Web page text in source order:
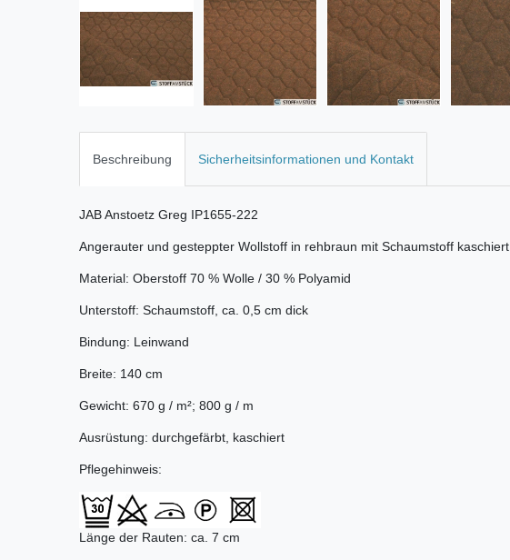
Beschreibung Sicherheitsinformationen und Kontakt
JAB Anstoetz Greg IP1655-222
Angerauter und gesteppter Wollstoff in rehbraun mit Schaumstoff kaschiert
Material: Oberstoff 70 % Wolle / 30 % Polyamid
Unterstoff: Schaumstoff, ca. 0,5 cm dick
Bindung: Leinwand
Breite: 140 cm
Gewicht: 670 g / m²; 800 g / m
Ausrüstung: durchgefärbt, kaschiert
Pflegehinweis:
Länge der Rauten: ca. 7 cm